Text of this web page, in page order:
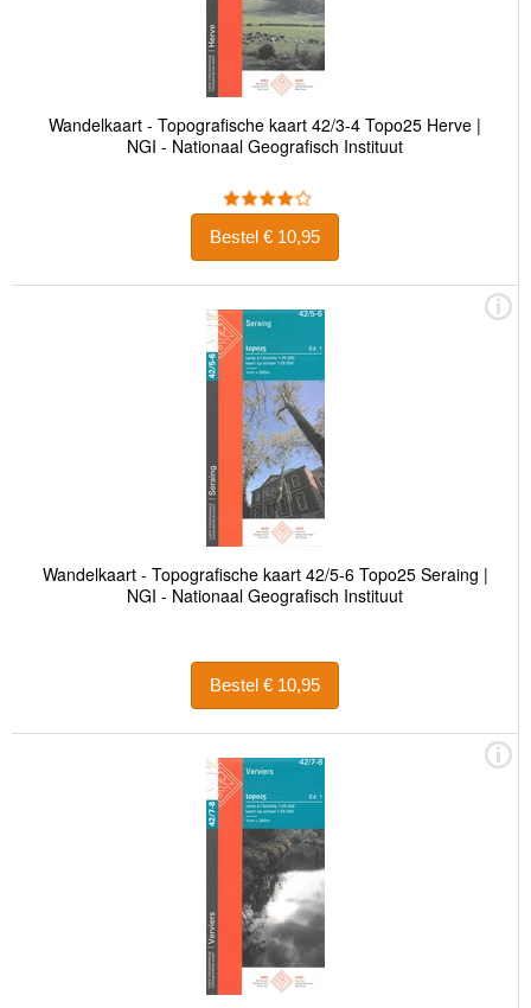
Wandelkaart - Topografische kaart 42/3-4 Topo25 Herve |
NGI - Nationaal Geografisch Instituut
Bestel € 10,95
Wandelkaart - Topografische kaart 42/5-6 Topo25 Seraing |
NGI - Nationaal Geografisch Instituut
Bestel € 10,95